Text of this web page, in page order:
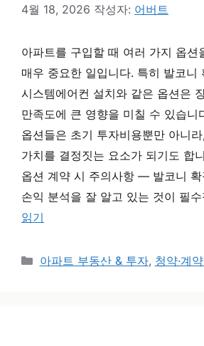
4월 18, 2026 작성자: 어버트
아파트를 구입할 때 여러 가지 옵션
매우 중요한 일입니다. 특히 발코니
시스템에어컨 설치와 같은 옵션은
만족도에 큰 영향을 미칠 수 있습니
옵션들은 초기 투자비용뿐만 아니
가치를 결정짓는 요소가 되기도 합
옵션 계약 시 주의사항 — 발코니 확
손익 분석을 잘 알고 있는 것이 필
읽기
카테고리
아파트 부동산 & 투자, 청약·계